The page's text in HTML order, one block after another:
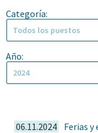
Categoría:
Año:
06.11.2024 Ferias y